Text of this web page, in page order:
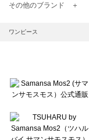
TSUHARU by Samansa
Samansa Mos2 blue（サマ
sō4ū（ソウフォーユー）の
Te chichi（テチチ）のワン
Te chichi CLASSIC（テチ
Lugnoncure（ルノンキュ
BETTY'S BLUE（べティー
その他のブランド ＋
ワンピース